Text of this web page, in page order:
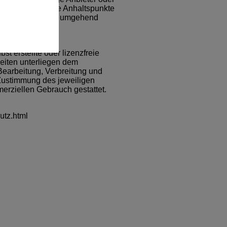
ohne konkrete Anhaltspunkte
derartige Links umgehend
erstellte oder lizenzfreie
unterliegen dem
Verbreitung und
des jeweiligen
Gebrauch gestattet.